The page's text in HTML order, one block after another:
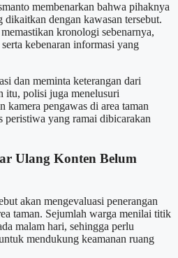
membenarkan bahwa pihaknya
dengan kawasan tersebut.
kronologi sebenarnya,
kebenaran informasi yang
dan meminta keterangan dari
itu, polisi juga menelusuri
kamera pengawas di area taman
peristiwa yang ramai dibicarakan
Ulang Konten Belum
akan mengevaluasi penerangan
taman. Sejumlah warga menilai titik
malam hari, sehingga perlu
mendukung keamanan ruang